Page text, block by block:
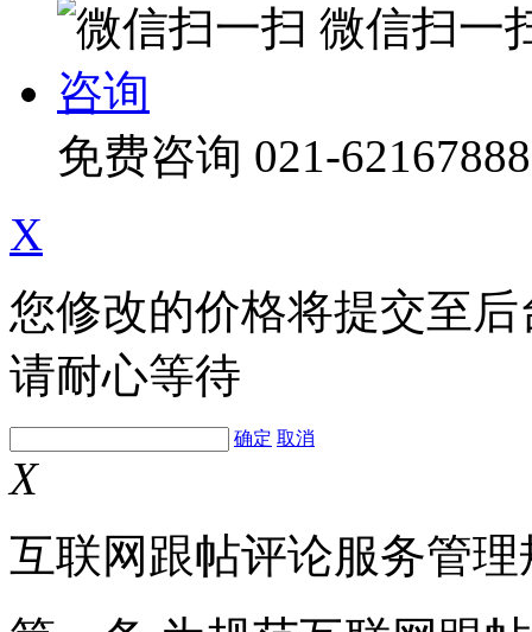
微信扫一
咨询
免费咨询 021-62167888
X
您修改的价格将提交至
请耐心等待
确定 取消
X
互联网跟帖评论服务管理